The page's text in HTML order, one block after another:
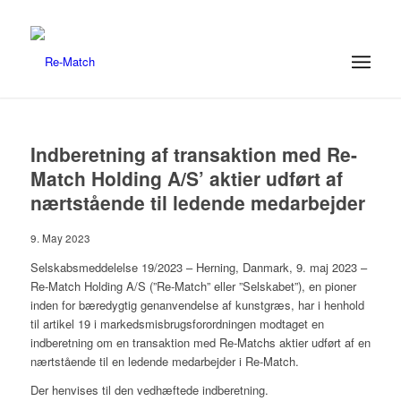
Indberetning af transaktion med Re-
Match Holding A/S’ aktier udført af
nærtstående til ledende medarbejder
9. May 2023
Selskabsmeddelelse 19/2023 – Herning, Danmark, 9. maj 2023 –
Re-Match Holding A/S (”Re-Match” eller ”Selskabet”), en pioner
inden for bæredygtig genanvendelse af kunstgræs, har i henhold
til artikel 19 i markedsmisbrugsforordningen modtaget en
indberetning om en transaktion med Re-Matchs aktier udført af en
nærtstående til en ledende medarbejder i Re-Match.
Der henvises til den vedhæftede indberetning.